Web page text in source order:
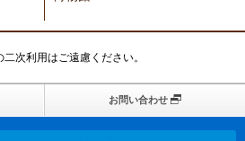
次利用はご遠慮ください。
お問い合わせ